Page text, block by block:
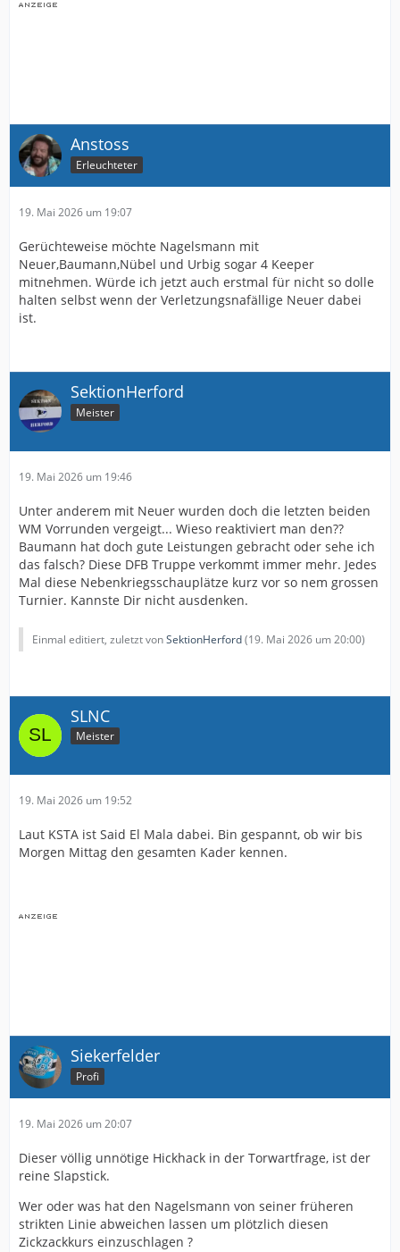
Anstoss
Erleuchteter
19. Mai 2026 um 19:07
Gerüchteweise möchte Nagelsmann mit
Neuer,Baumann,Nübel und Urbig sogar 4 Keeper
mitnehmen. Würde ich jetzt auch erstmal für nicht so dolle
halten selbst wenn der Verletzungsnafällige Neuer dabei
ist.
SektionHerford
Meister
19. Mai 2026 um 19:46
Unter anderem mit Neuer wurden doch die letzten beiden
WM Vorrunden vergeigt... Wieso reaktiviert man den??
Baumann hat doch gute Leistungen gebracht oder sehe ich
das falsch? Diese DFB Truppe verkommt immer mehr. Jedes
Mal diese Nebenkriegsschauplätze kurz vor so nem grossen
Turnier. Kannste Dir nicht ausdenken.
Einmal editiert, zuletzt vonSektionHerford(19. Mai 2026 um 20:00)
SLNC
Meister
19. Mai 2026 um 19:52
Laut KSTA ist Said El Mala dabei. Bin gespannt, ob wir bis
Morgen Mittag den gesamten Kader kennen.
Siekerfelder
Profi
19. Mai 2026 um 20:07
Dieser völlig unnötige Hickhack in der Torwartfrage, ist der
reine Slapstick.
Wer oder was hat den Nagelsmann von seiner früheren
strikten Linie abweichen lassen um plötzlich diesen
Zickzackkurs einzuschlagen ?